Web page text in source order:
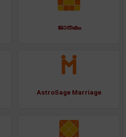
ജാതകം
AstroSage Marriage